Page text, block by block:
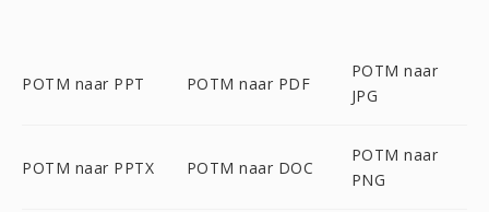
POTM naar PPT POTM naar PDF
POTM naar
JPG
POTM naar PPTX POTM naar DOC
POTM naar
PNG